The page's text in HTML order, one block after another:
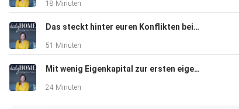
18 Minuten
Das steckt hinter euren Konflikten beim Eigenheim - Interview mit Wohnpsychologin Melanie Fritze #95
51 Minuten
Mit wenig Eigenkapital zur ersten eigenen Immobilie #94
24 Minuten